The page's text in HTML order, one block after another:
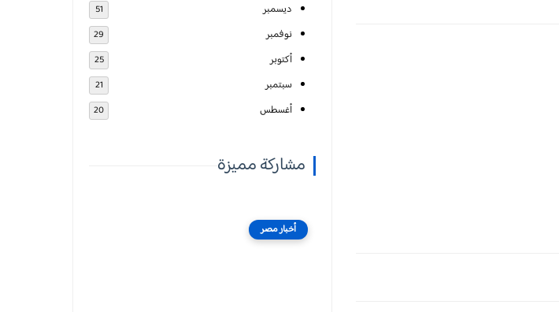
ديسمبر 51
نوفمبر 29
أكتوبر 25
سبتمبر 21
أغسطس 20
مشاركة مميزة
أخبار مصر